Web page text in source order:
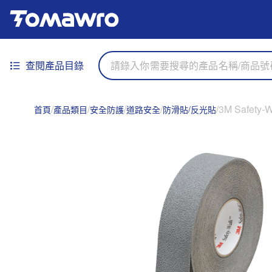
查閱產品目錄
首頁 產品類目 安全防護 道路安全 防滑貼/反光貼 3M Safety-